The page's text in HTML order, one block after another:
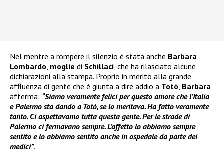
Nel mentre a rompere il silenzio è stata anche Barbara
Lombardo, moglie di Schillaci, che ha rilasciato alcune
dichiarazioni alla stampa. Proprio in merito alla grande
affluenza di gente che è giunta a dire addio a Totò, Barbara
afferma: “Siamo veramente felici per questo amore che l’Italia
e Palermo sta dando a Totò, se lo meritava. Ha fatto veramente
tanto. Ci aspettavamo tutta questa gente. Per le strade di
Palermo ci fermavano sempre. L’affetto lo abbiamo sempre
sentito e lo abbiamo sentito anche in ospedale da parte dei
medici”.